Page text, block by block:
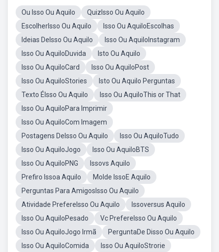
Ou Isso Ou Aquilo
QuizIsso Ou Aquilo
EscolherIsso Ou Aquilo
Isso Ou AquiloEscolhas
Ideias DeIsso Ou Aquilo
Isso Ou AquiloInstagram
Isso Ou AquiloDuvida
Isto Ou Aquilo
Isso Ou AquiloCard
Isso Ou AquiloPost
Isso Ou AquiloStories
Isto Ou Aquilo Perguntas
Texto ÉIsso Ou Aquilo
Isso Ou AquiloThis or That
Isso Ou AquiloPara Imprimir
Isso Ou AquiloCom Imagem
Postagens DeIsso Ou Aquilo
Isso Ou AquiloTudo
Isso Ou AquiloJogo
Isso Ou AquiloBTS
Isso Ou AquiloPNG
Issovs Aquilo
Prefiro Issoa Aquilo
Molde IssoE Aquilo
Perguntas Para AmigosIsso Ou Aquilo
Atividade PrefereIsso Ou Aquilo
Issoversus Aquilo
Isso Ou AquiloPesado
Vc PrefereIsso Ou Aquilo
Isso Ou AquiloJogo Irmã
PerguntaDe Disso Ou Aquilo
Isso Ou AquiloComida
Isso Ou AquiloStrorie